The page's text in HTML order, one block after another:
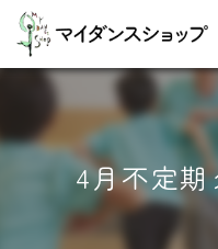
4月不定期